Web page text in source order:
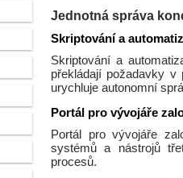
Jednotná správa
Skriptování a
Skriptování a
překládají požadavky v
urychluje autonomní
Portál pro vývojáře
Portál pro vývojáře
systémů a nástrojů
procesů.